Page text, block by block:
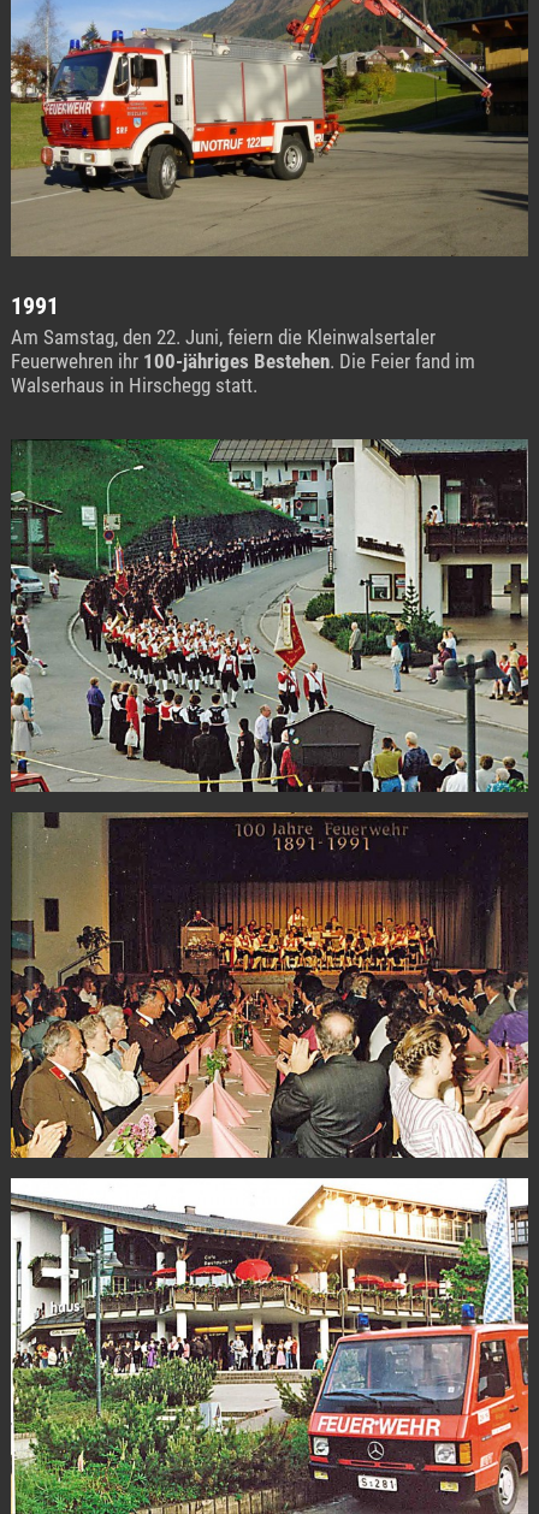
1991
Am Samstag, den 22. Juni, feiern die Kleinwalsertaler
Feuerwehren ihr 100-jähriges Bestehen. Die Feier fand im
Walserhaus in Hirschegg statt.